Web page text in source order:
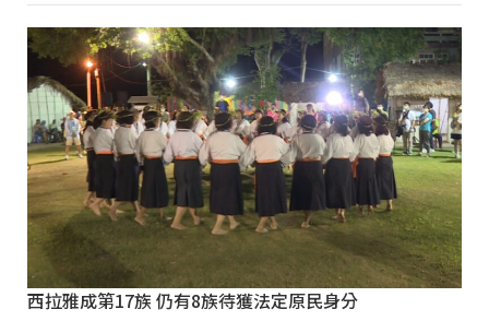
西拉雅成第17族 仍有8族待獲法定原民身分